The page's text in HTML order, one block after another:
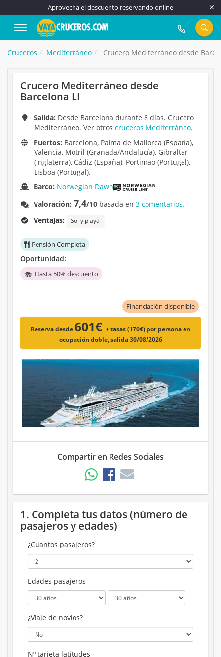
Aprovecha el descuento reservando online
917 815 555
Cruceros Mediterráneo Crucero Mediterráneo desde
Crucero Mediterráneo desde
Barcelona LI
Salida: Desde Barcelona durante 8 días. Crucero
Mediterráneo. Ver otros cruceros Mediterráneo.
Puertos: Barcelona, Palma de Mallorca (España),
Valencia, Motril (Granada/Andalucía), Gibraltar
(Inglaterra), Cádiz (España), Portimao (Portugal),
Lisboa (Portugal).
Barco: Norwegian Dawn
Valoración: 7,4/10 basada en3 comentarios.
Ventajas:
Sol y playa
Pensión Completa
Oportunidad:
Hasta 50% descuento
Financiación disponible
Reserva desde 601€ + tasas (170€) por persona en
ocupación doble, salida 30/08/2026
Compartir en Redes Sociales
1. Completa tus datos (número de
pasajeros y edades)
¿Cuantos pasajeros?
Edades pasajeros
¿Viaje de novios?
Nº tarjeta latitudes